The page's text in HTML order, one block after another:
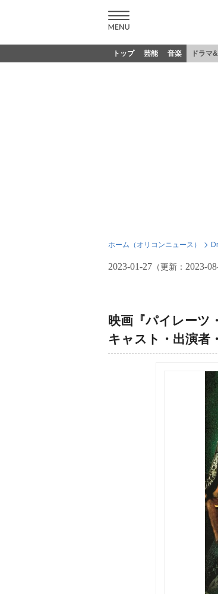
トップ 芸能 音楽 ドラマ
ホーム（オリコンニュース）
2023-01-27 （更新： 2023-
映画『パイレーツ
キャスト・出演者